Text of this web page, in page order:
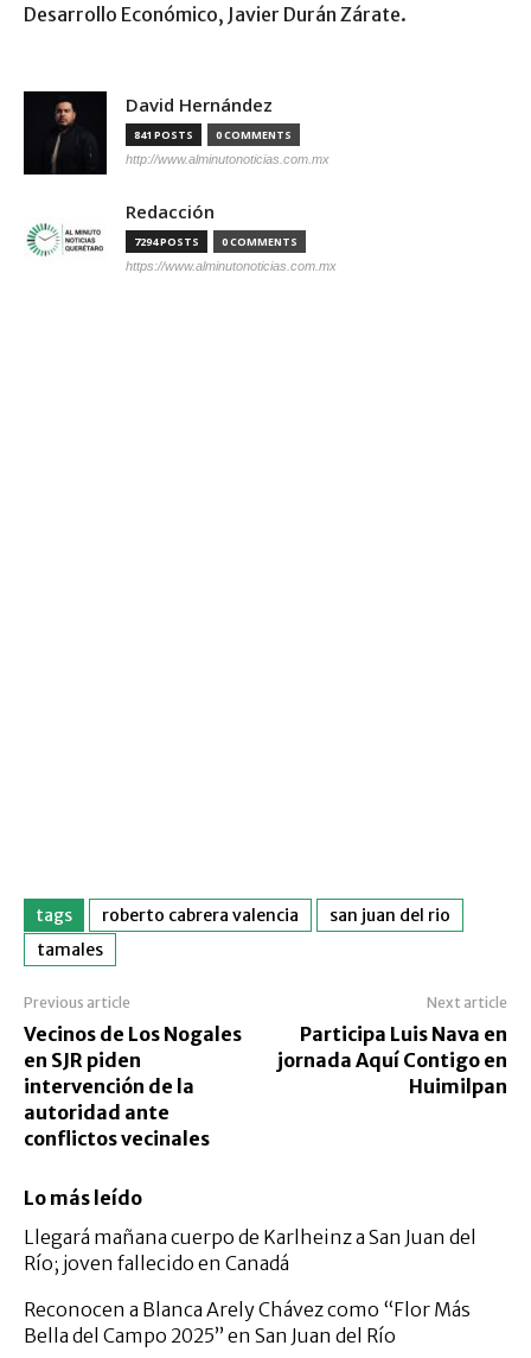
Desarrollo Económico, Javier Durán Zárate.
David Hernández
841 POSTS 0 COMMENTS
http://www.alminutonoticias.com.mx
Redacción
7294 POSTS 0 COMMENTS
https://www.alminutonoticias.com.mx
tags roberto cabrera valencia
san juan del rio
tamales
Previous article
Vecinos de Los Nogales
en SJR piden
intervención de la
autoridad ante
conflictos vecinales
Next article
Participa Luis Nava en
jornada Aquí Contigo en
Huimilpan
Lo más leído
Llegará mañana cuerpo de Karlheinz a San Juan del
Río; joven fallecido en Canadá
Reconocen a Blanca Arely Chávez como “Flor Más
Bella del Campo 2025” en San Juan del Río